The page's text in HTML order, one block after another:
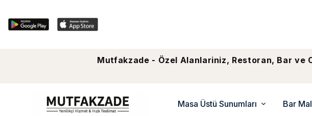
Mutfakzade - Özel Alanlariniz, Restoran, Bar ve
Masa Üstü Sunumları Bar